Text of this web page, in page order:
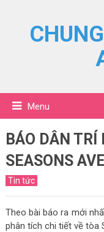
Menu
BÁO DÂN TRÍ
SEASONS
Tin tức
Theo bài báo ra mới
phân tích chi tiết về tòa